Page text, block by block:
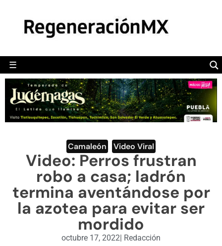
☰
POLÍTICA
CAMALEÓN
OPINIÓN
DEPORTES
ENGLISH SECTION
VIDEOS
Camaleón Video Viral
Video: Perros frustran
robo a casa; ladrón
termina aventándose por
la azotea para evitar ser
mordido
octubre 17, 2022| Redacción